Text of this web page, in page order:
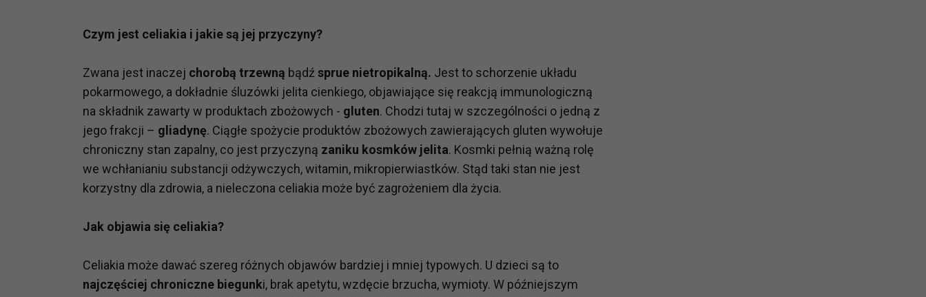
Czym jest celiakia i jakie są jej przyczyny?
Zwana jest inaczej chorobą trzewną bądźsprue nietropikalną. Jest to schorzenie układu
pokarmowego, a dokładnie śluzówki jelita cienkiego, objawiające się reakcją immunologiczną
na składnik zawarty w produktach zbożowych - gluten. Chodzi tutaj w szczególności o jedną z
jego frakcji – gliadynę. Ciągłe spożycie produktów zbożowych zawierających gluten wywołuje
chroniczny stan zapalny, co jest przyczyną zaniku kosmków jelita. Kosmki pełnią ważną rolę
we wchłanianiu substancji odżywczych, witamin, mikropierwiastków. Stąd taki stan nie jest
korzystny dla zdrowia, a nieleczona celiakia może być zagrożeniem dla życia.
Jak objawia się celiakia?
Celiakia może dawać szereg różnych objawów bardziej i mniej typowych. U dzieci są to
najczęściej chroniczne biegunki, brak apetytu, wzdęcie brzucha, wymioty. W późniejszym